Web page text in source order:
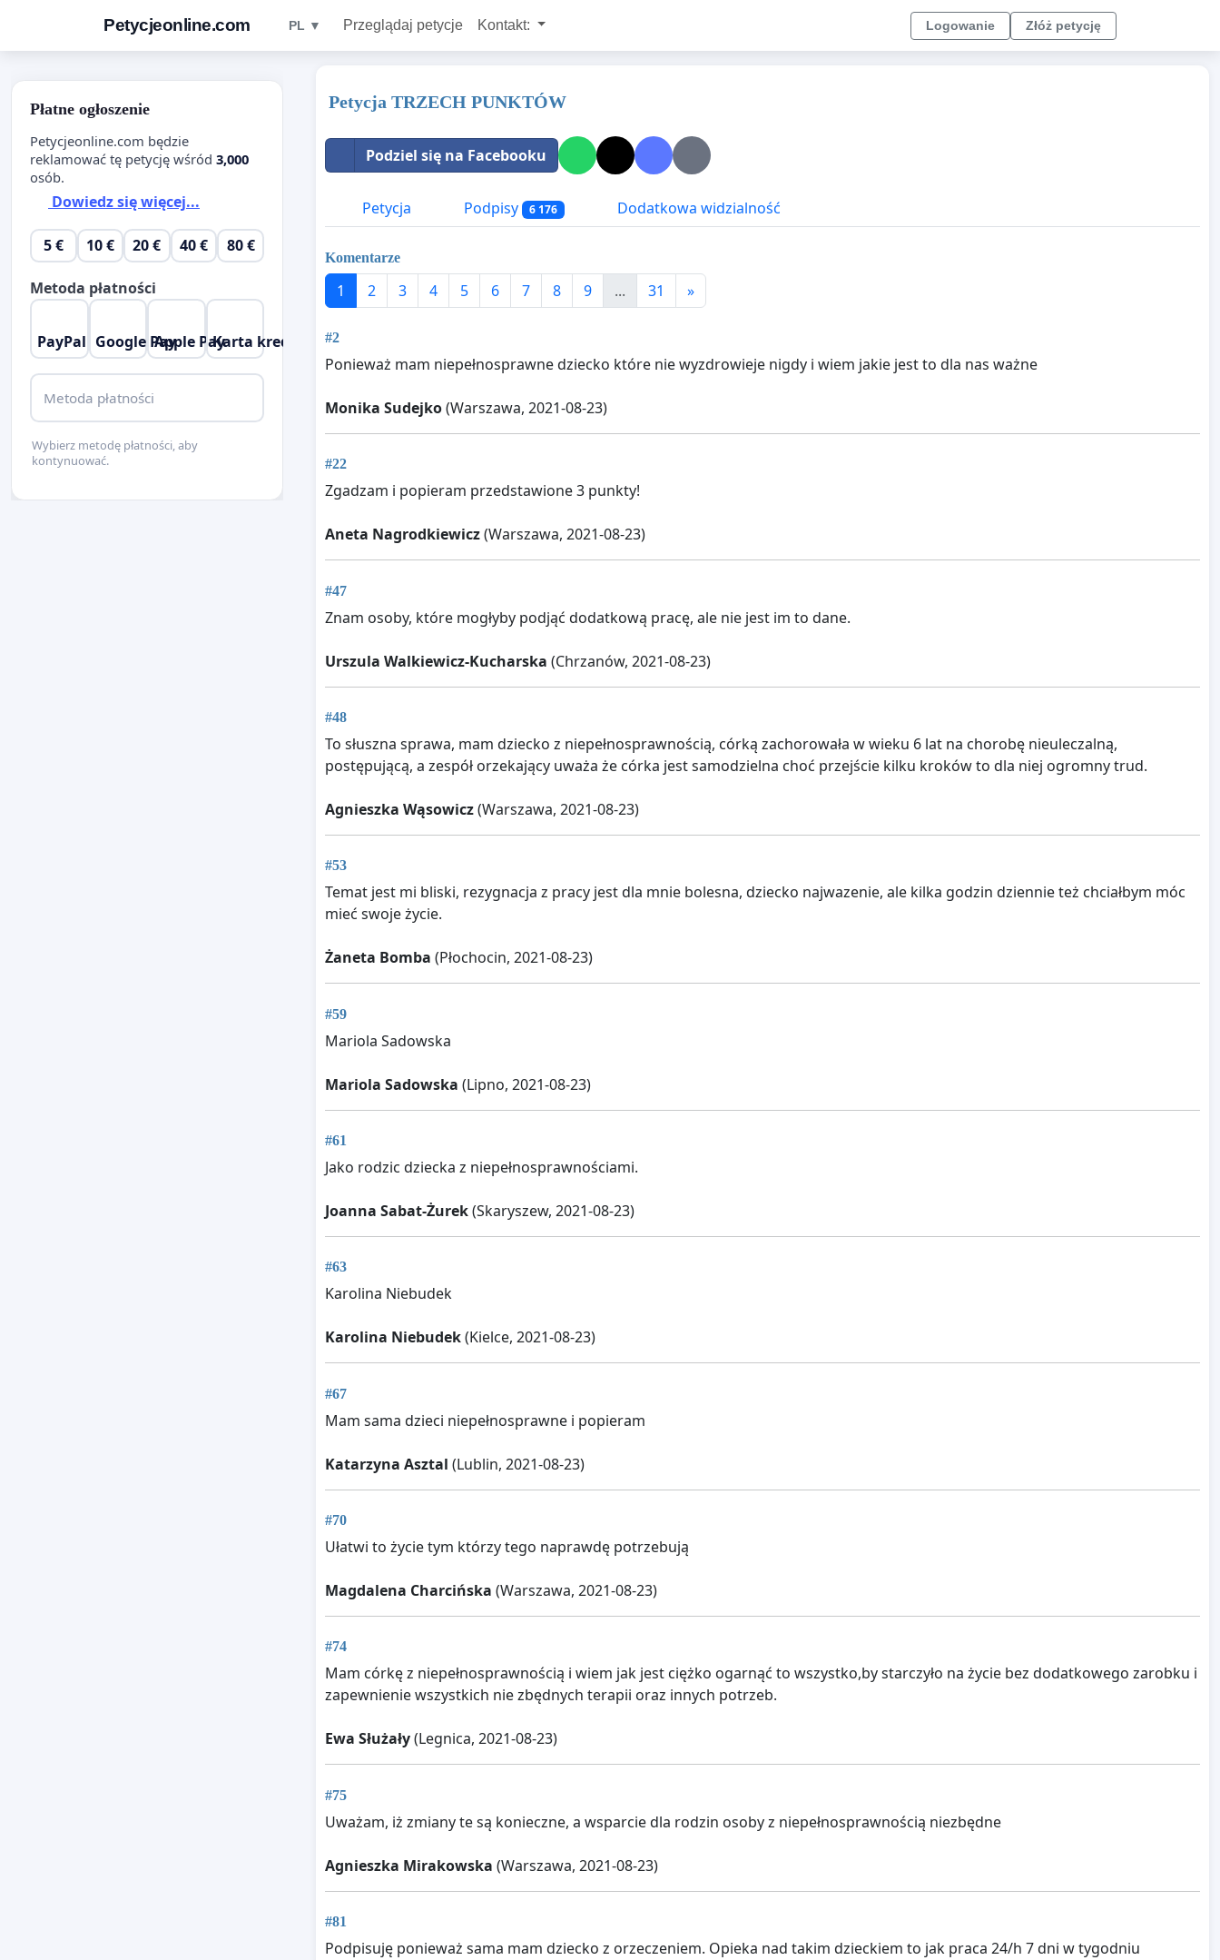
Petycjeonline.com PL ▼ Przeglądaj petycje Kontakt: Logowanie Złóż petycję
Petycja TRZECH PUNKTÓW
Podziel się na Facebooku
Petycja Podpisy 6 176 Dodatkowa widzialność
Komentarze
1 2 3 4 5 6 7 8 9 ... 31 »
#2
Ponieważ mam niepełnosprawne dziecko które nie wyzdrowieje nigdy i wiem jakie jest to dla nas ważne
Monika Sudejko(Warszawa, 2021-08-23)
#22
Zgadzam i popieram przedstawione 3 punkty!
Aneta Nagrodkiewicz(Warszawa, 2021-08-23)
#47
Znam osoby, które mogłyby podjąć dodatkową pracę, ale nie jest im to dane.
Urszula Walkiewicz-Kucharska (Chrzanów, 2021-08-23)
#48
To słuszna sprawa, mam dziecko z niepełnosprawnością, córką zachorowała w wieku 6 lat na chorobę nieuleczalną,
postępującą, a zespół orzekający uważa że córka jest samodzielna choć przejście kilku kroków to dla niej ogromny trud.
Agnieszka Wąsowicz(Warszawa, 2021-08-23)
#53
Temat jest mi bliski, rezygnacja z pracy jest dla mnie bolesna, dziecko najwazenie, ale kilka godzin dziennie też chciałbym móc
mieć swoje życie.
Żaneta Bomba (Płochocin, 2021-08-23)
#59
Mariola Sadowska
Mariola Sadowska (Lipno, 2021-08-23)
#61
Jako rodzic dziecka z niepełnosprawnościami.
Joanna Sabat-Żurek(Skaryszew, 2021-08-23)
#63
Karolina Niebudek
Karolina Niebudek(Kielce, 2021-08-23)
#67
Mam sama dzieci niepełnosprawne i popieram
Katarzyna Asztal (Lublin, 2021-08-23)
#70
Ułatwi to życie tym którzy tego naprawdę potrzebują
Magdalena Charcińska (Warszawa, 2021-08-23)
#74
Mam córkę z niepełnosprawnością i wiem jak jest ciężko ogarnąć to wszystko,by starczyło na życie bez dodatkowego zarobku i
zapewnienie wszystkich nie zbędnych terapii oraz innych potrzeb.
Ewa Służały(Legnica, 2021-08-23)
#75
Uważam, iż zmiany te są konieczne, a wsparcie dla rodzin osoby z niepełnosprawnością niezbędne
Agnieszka Mirakowska (Warszawa, 2021-08-23)
#81
Podpisuję ponieważ sama mam dziecko z orzeczeniem. Opieka nad takim dzieckiem to jak praca 24/h 7 dni w tygodniu
Płatne ogłoszenie
Petycjeonline.com będzie
reklamować tę petycję wśród 3,000
osób.
Dowiedz się więcej...
5 € 10 € 20 € 40 € 80 €
Metoda płatności
PayPal Google PayApple PayKarta kredytowa
Metoda płatności
Wybierz metodę płatności, aby
kontynuować.